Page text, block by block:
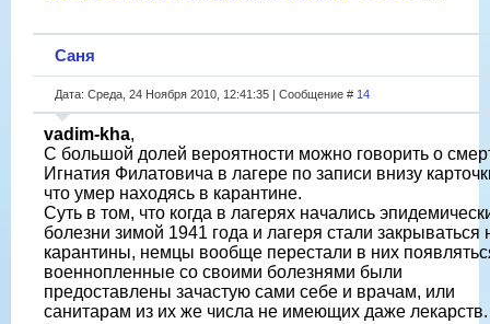
Саня
Дата: Среда, 24 Ноября 2010, 12:41:35 | Сообщение # 14
vadim-kha,
С большой долей вероятности можно говорить о
Игнатия Филатовича в лагере по записи внизу
что умер находясь в карантине.
Суть в том, что когда в лагерях начались
болезни зимой 1941 года и лагеря стали закрываться
карантины, немцы вообще перестали в них
военнопленные со своими болезнями были
предоставлены зачастую сами себе и врачам, или
санитарам из их же числа не имеющих даже лекарств.